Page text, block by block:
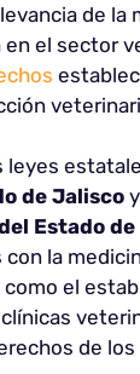
de la
el sector
de Jalisco
Estado de
la
el
de los